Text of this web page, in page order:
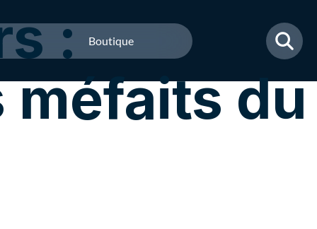
Boutique
:
méfaits du